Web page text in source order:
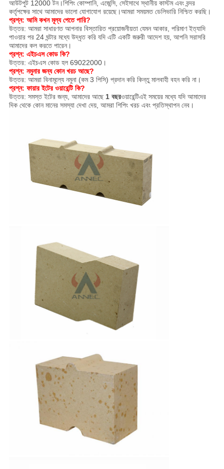
আউটপুট 12000 টন।শিপিং কোম্পানি, এজেন্সি, সেইসাথে স্থানীয় কাস্টম এবং বন্দর
কর্তৃপক্ষের সাথে আমাদের ভালো যোগাযোগ রয়েছে।আমরা সময়মত ডেলিভারি নিশ্চিত করছি।
প্রশ্ন: আমি কখন মূল্য পেতে পারি?
উত্তর: আমরা সাধারণত আপনার বিস্তারিত প্রয়োজনীয়তা যেমন আকার, পরিমাণ ইত্যাদি
পাওয়ার পর 24 ঘন্টার মধ্যে উদ্ধৃত করি যদি এটি একটি জরুরী আদেশ হয়, আপনি সরাসরি
আমাদের কল করতে পারেন।
প্রশ্ন: এইচএস কোড কি?
উত্তর: এইচএস কোড হল 69022000।
প্রশ্ন: নমুনার জন্য কোন খরচ আছে?
উত্তর: আমরা বিনামূল্যে নমুনা (কম 3 পিসি) প্রদান করি কিন্তু মালবাহী বহন করি না।
প্রশ্ন: ফায়ার ইটের ওয়ারেন্টি কি?
উত্তর: সমস্ত ইটের জন্য, আমাদের আছে 1 বছরওয়ারেন্টিএই সময়ের মধ্যে যদি আমাদের
দিক থেকে কোন মানের সমস্যা দেখা দেয়, আমরা শিপিং খরচ এবং প্রতিস্থাপন নেব।